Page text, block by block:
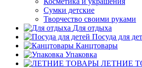
Сумки детские
Творчество своими руками
Для отдыха
Посуда для
Канцтовары
Упаковка
ЛЕТНИЕ